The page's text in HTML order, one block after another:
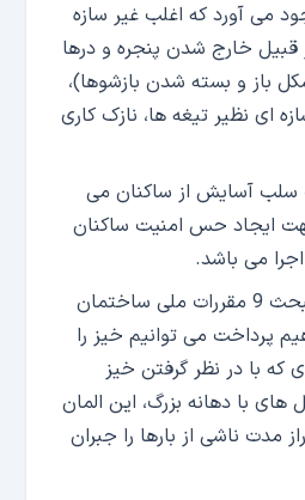
می آورد که اغلب غیر سازه
خارج شدن پنجره و درها
باز و بسته شدن بازشوها)،
ای نظیر تیغه ها، نازک کاری
آسایش از ساکنان می
ایجاد حس امنیت ساکنان
می باشد.
با استفاده از جداول مبحث 9 مقررات ملی ساختمان
پرداخت می توانیم خیز را
که با در نظر گرفتن خیز
های با دهانه بزرگ، این المان
مدت ناشی از بارها را جبران